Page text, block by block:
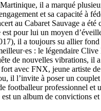
il a marqué
et sa capacité à
au Cabaret Sauvage a
pour lui un moyen
il a toujours su allier fond
: le légendaire
de nouvelles vibrations, il
avec FNX, jeune artiste de
il l’invite à poser un
footballeur professionnel et
un album de convictions